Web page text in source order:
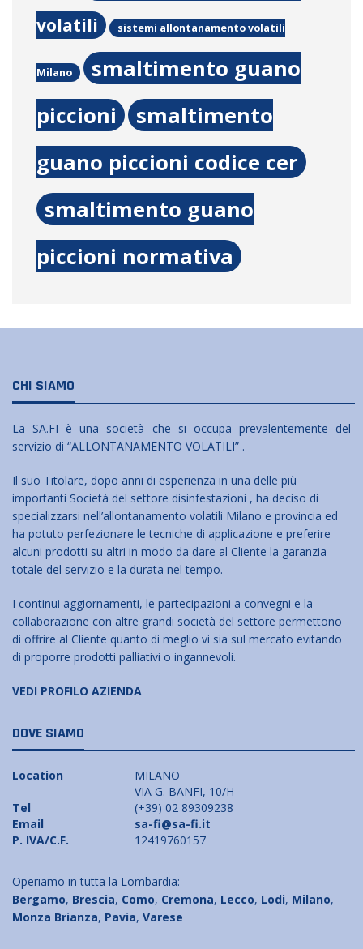
volatili
sistemi allontanamento volatili
Milano
smaltimento guano
piccioni
smaltimento
guano piccioni codice cer
smaltimento guano
piccioni normativa
CHI SIAMO
La SA.FI è una società che si occupa prevalentemente del
servizio di “ALLONTANAMENTO VOLATILI” .
Il suo Titolare, dopo anni di esperienza in una delle più
importanti Società del settore disinfestazioni , ha deciso di
specializzarsi nell’allontanamento volatili Milano e provincia ed
ha potuto perfezionare le tecniche di applicazione e preferire
alcuni prodotti su altri in modo da dare al Cliente la garanzia
totale del servizio e la durata nel tempo.
I continui aggiornamenti, le partecipazioni a convegni e la
collaborazione con altre grandi società del settore permettono
di offrire al Cliente quanto di meglio vi sia sul mercato evitando
di proporre prodotti palliativi o ingannevoli.
VEDI PROFILO AZIENDA
DOVE SIAMO
Location
MILANO
VIA G. BANFI, 10/H
Tel
(+39) 02 89309238
Email
sa-fi@sa-fi.it
P. IVA/C.F.
12419760157
Operiamo in tutta la Lombardia:
Bergamo, Brescia, Como, Cremona, Lecco, Lodi, Milano,
Monza Brianza, Pavia, Varese